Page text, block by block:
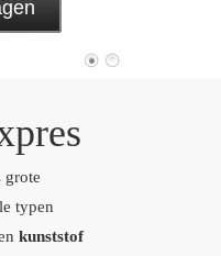
grote
typen
kunststof